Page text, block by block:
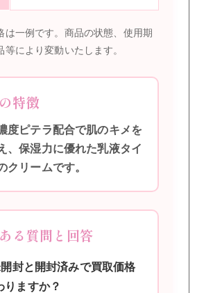
は一例です。商品の状態、使用期
等により変動いたします。
特徴
度ピテラ配合で肌のキメを
、保湿力に優れた乳液タイ
クリームです。
る質問と回答
封と開封済みで買取価格
りますか？